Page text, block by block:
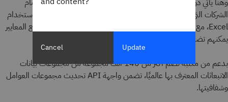
وهنا يأتي دور واجهة Envizi Emissions API: وهو إزالة العوائق أمام
الشركات التي تحتاج إلى مسار أبسط وأسرع لإعداد تقارير الانبعاثات باستخدام
Excel، مع تزويد بائعي البرامج بمحرك جاهز للاستخدام ومتوافق مع المعايير
يمكنهم تضمينه بسلاسة في منصاتهم.
بدعم من مكتبة تضم أكثر من 140 ألف مجموعة من مجموعات بيانات
الانبعاثات المعترف بها عالميًا، تضمن واجهة API تحديث مجموعات العوامل
وشفافيتها.
Cancel Update